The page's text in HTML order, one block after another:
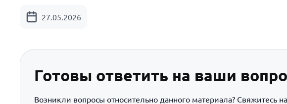
27.05.2026
Готовы ответить на ваши
Возникли вопросы относительно данного материала? Свяжитесь